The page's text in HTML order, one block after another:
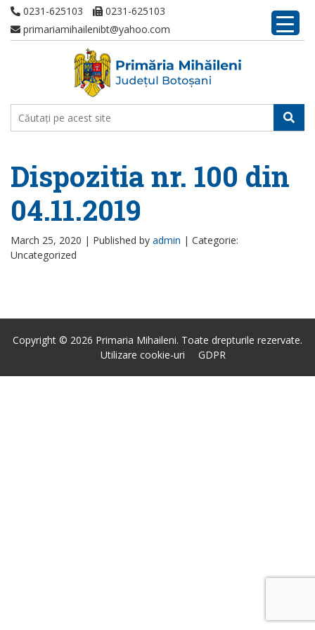
0231-625103
0231-625103
primariamihailenibt@yahoo.com
Dispozitia nr. 100 din
04.11.2019
March 25, 2020 | Published by admin | Categorie:
Uncategorized
Copyright © 2026 Primaria Mihaileni. Toate drepturile rezervate.
Utilizare cookie-uri
GDPR